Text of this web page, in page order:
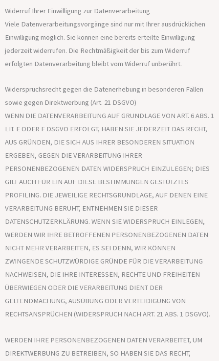
Widerruf Ihrer Einwilligung zur Datenverarbeitung
Viele Datenverarbeitungsvorgänge sind nur mit Ihrer ausdrücklichen
Einwilligung möglich. Sie können eine bereits erteilte Einwilligung
jederzeit widerrufen. Die Rechtmäßigkeit der bis zum Widerruf
erfolgten Datenverarbeitung bleibt vom Widerruf unberührt.
Widerspruchsrecht gegen die Datenerhebung in besonderen Fällen
sowie gegen Direktwerbung (Art. 21 DSGVO)
WENN DIE DATENVERARBEITUNG AUF GRUNDLAGE VON ART. 6 ABS. 1
LIT. E ODER F DSGVO ERFOLGT, HABEN SIE JEDERZEIT DAS RECHT,
AUS GRÜNDEN, DIE SICH AUS IHRER BESONDEREN SITUATION
ERGEBEN, GEGEN DIE VERARBEITUNG IHRER
PERSONENBEZOGENEN DATEN WIDERSPRUCH EINZULEGEN; DIES
GILT AUCH FÜR EIN AUF DIESE BESTIMMUNGEN GESTÜTZTES
PROFILING. DIE JEWEILIGE RECHTSGRUNDLAGE, AUF DENEN EINE
VERARBEITUNG BERUHT, ENTNEHMEN SIE DIESER
DATENSCHUTZERKLÄRUNG. WENN SIE WIDERSPRUCH EINLEGEN,
WERDEN WIR IHRE BETROFFENEN PERSONENBEZOGENEN DATEN
NICHT MEHR VERARBEITEN, ES SEI DENN, WIR KÖNNEN
ZWINGENDE SCHUTZWÜRDIGE GRÜNDE FÜR DIE VERARBEITUNG
NACHWEISEN, DIE IHRE INTERESSEN, RECHTE UND FREIHEITEN
ÜBERWIEGEN ODER DIE VERARBEITUNG DIENT DER
GELTENDMACHUNG, AUSÜBUNG ODER VERTEIDIGUNG VON
RECHTSANSPRÜCHEN (WIDERSPRUCH NACH ART. 21 ABS. 1 DSGVO).
WERDEN IHRE PERSONENBEZOGENEN DATEN VERARBEITET, UM
DIREKTWERBUNG ZU BETREIBEN, SO HABEN SIE DAS RECHT,